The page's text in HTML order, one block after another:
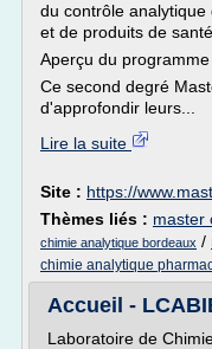
du contrôle
et de produits de santé.
Aperçu du programme
Ce second degré
d'approfondir leurs...
Lire la suite
Site : https://
Thèmes liés : master
chimie analytique bordeaux /
chimie analytique
Accueil -
Laboratoire de